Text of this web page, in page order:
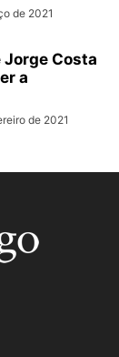
de 2021
Costa
a
de 2021